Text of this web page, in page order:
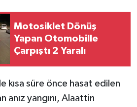
Motosiklet Dönüş
Yapan Otomobille
Çarpıştı 2 Yaralı
kısa süre önce hasat edilen
anız yangını, Alaattin